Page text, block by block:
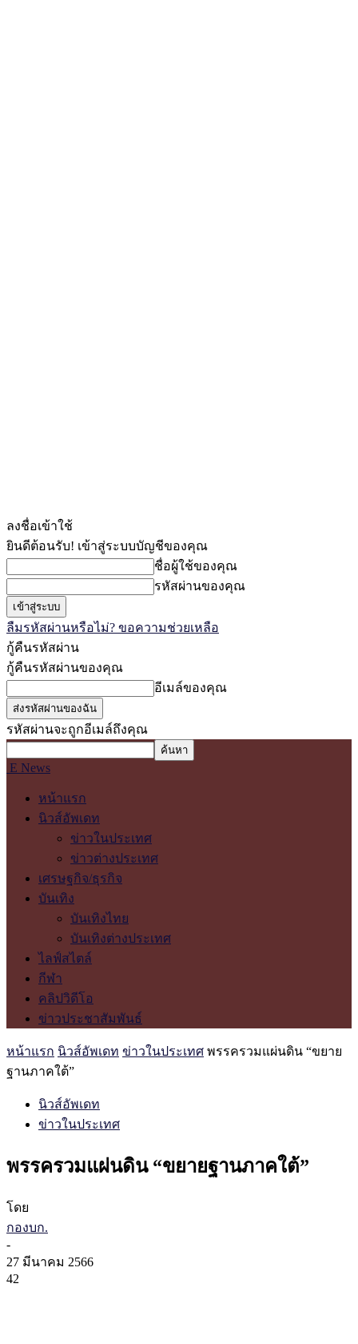
ลงชื่อเข้าใช้
ยินดีต้อนรับ! เข้าสู่ระบบบัญชีของคุณ
ชื่อผู้ใช้ของคุณ
รหัสผ่านของคุณ
ลืมรหัสผ่านหรือไม่? ขอความช่วยเหลือ
กู้คืนรหัสผ่าน
กู้คืนรหัสผ่านของคุณ
อีเมล์ของคุณ
รหัสผ่านจะถูกอีเมล์ถึงคุณ
E News
หน้าแรก
นิวส์อัพเดท
ข่าวในประเทศ
ข่าวต่างประเทศ
เศรษฐกิจ/ธุรกิจ
บันเทิง
บันเทิงไทย
บันเทิงต่างประเทศ
ไลฟ์สไตล์
กีฬา
คลิปวิดีโอ
ข่าวประชาสัมพันธ์
หน้าแรก นิวส์อัพเดท ข่าวในประเทศ พรรครวมแผ่นดิน “ขยาย
ฐานภาคใต้”
นิวส์อัพเดท
ข่าวในประเทศ
พรรครวมแผ่นดิน “ขยายฐานภาคใต้”
โดย
กองบก.
-
27 มีนาคม 2566
42